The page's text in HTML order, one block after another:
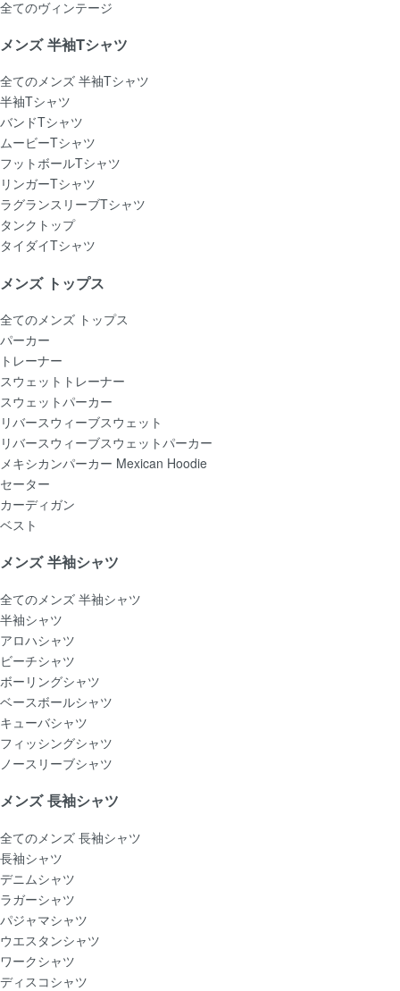
全てのヴィンテージ
メンズ 半袖Tシャツ
全てのメンズ 半袖Tシャツ
半袖Tシャツ
バンドTシャツ
ムービーTシャツ
フットボールTシャツ
リンガーTシャツ
ラグランスリーブTシャツ
タンクトップ
タイダイTシャツ
メンズ トップス
全てのメンズ トップス
パーカー
トレーナー
スウェットトレーナー
スウェットパーカー
リバースウィーブスウェット
リバースウィーブスウェットパーカー
メキシカンパーカー Mexican Hoodie
セーター
カーディガン
ベスト
メンズ 半袖シャツ
全てのメンズ 半袖シャツ
半袖シャツ
アロハシャツ
ビーチシャツ
ボーリングシャツ
ベースボールシャツ
キューバシャツ
フィッシングシャツ
ノースリーブシャツ
メンズ 長袖シャツ
全てのメンズ 長袖シャツ
長袖シャツ
デニムシャツ
ラガーシャツ
パジャマシャツ
ウエスタンシャツ
ワークシャツ
ディスコシャツ